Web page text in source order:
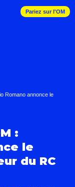
Pariez sur l'OM
Romano annonce le
:
le
du RC